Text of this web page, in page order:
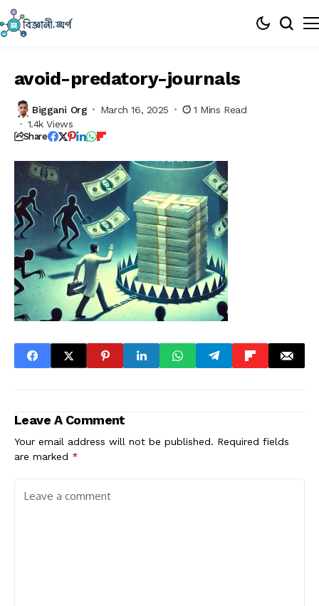
avoid-predatory-journals
Biggani Org March 16, 2025
1 Mins Read
1.4k Views
Share
Leave A Comment
Your email address will not be published. Required fields
are marked *